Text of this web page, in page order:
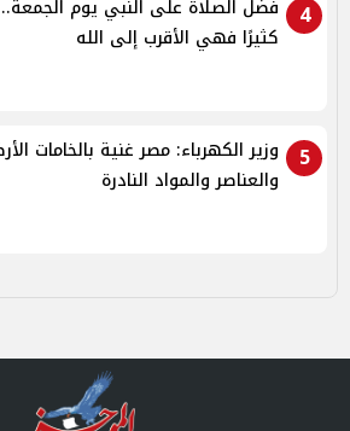
4
فضل الصلاة على النبي يوم
كثيرًا فهي الأقرب إلى الله
5
وزير الكهرباء: مصر غنية بالخامات
والعناصر والمواد النادرة